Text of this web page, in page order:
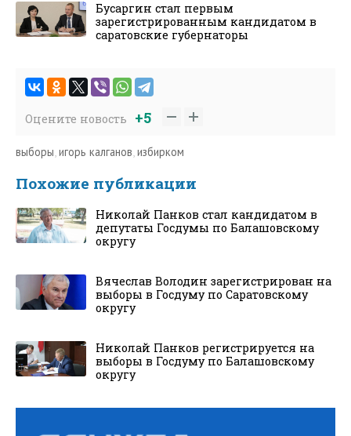
Бусаргин стал первым
зарегистрированным кандидатом в
саратовские губернаторы
Оцените новость +5
выборы,игорь калганов,избирком
Похожие публикации
Николай Панков стал кандидатом в
депутаты Госдумы по Балашовскому
округу
Вячеслав Володин зарегистрирован на
выборы в Госдуму по Саратовскому
округу
Николай Панков регистрируется на
выборы в Госдуму по Балашовскому
округу